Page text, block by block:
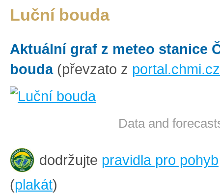
Luční bouda
Aktuální graf z meteo stanice
bouda(převzato z portal.chmi.cz
Data and
dodržujte pravidla pro pohyb
(plakát)